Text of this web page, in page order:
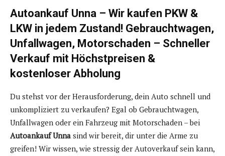
Autoankauf Unna – Wir kaufen PKW &
LKW in jedem Zustand! Gebrauchtwagen,
Unfallwagen, Motorschaden – Schneller
Verkauf mit Höchstpreisen &
kostenloser Abholung
Du stehst vor der Herausforderung, dein Auto schnell und
unkompliziert zu verkaufen? Egal ob Gebrauchtwagen,
Unfallwagen oder ein Fahrzeug mit Motorschaden – bei
Autoankauf Unna sind wir bereit, dir unter die Arme zu
greifen! Wir wissen, wie stressig der Autoverkauf sein kann,